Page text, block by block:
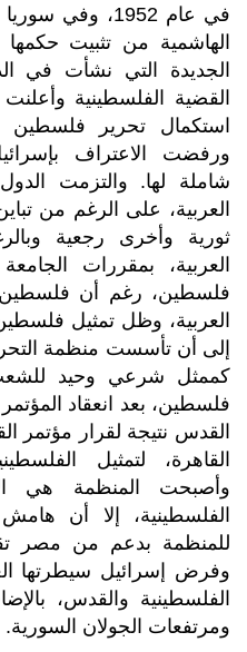
في عام 1952،
الهاشمية من تثبيت
الجديدة التي نشأت في
القضية الفلسطينية
استكمال تحرير فلسطين
ورفضت الاعتراف
شاملة لها. والتزمت
العربية، على الرغم من
ثورية وأخرى رجعية
العربية، بمقررات
فلسطين، رغم أن فلسطين
العربية، وظل تمثيل
كممثل شرعي وحيد
فلسطين، بعد انعقاد
القاهرة، لتمثيل
وأصبحت المنظمة هي
الفلسطينية، إلا أن هامش
وفرض إسرائيل سيطرتها
الفلسطينية والقدس،
ومرتفعات الجولان السورية.